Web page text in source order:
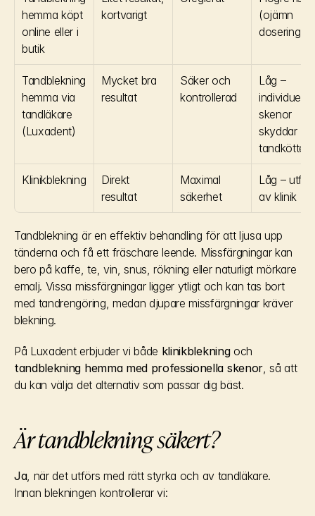
hemma köpt
online eller i
butik
kortvarigt
(ojämn
dosering)
Tandblekning
hemma via
tandläkare
(Luxadent)
Mycket bra
resultat
Säker och
kontrollerad
Låg –
individuella
skenor
skyddar
tandköttet
Klinikblekning
Direkt
resultat
Maximal
säkerhet
Låg –
av klinik
Tandblekning är en effektiv behandling för att ljusa upp
tänderna och få ett fräschare leende. Missfärgningar kan
bero på kaffe, te, vin, snus, rökning eller naturligt mörkare
emalj. Vissa missfärgningar ligger ytligt och kan tas bort
med tandrengöring, medan djupare missfärgningar kräver
blekning.
På Luxadent erbjuder vi både klinikblekning
tandblekning hemma med professionella skenor, så att
du kan välja det alternativ som passar dig bäst.
Är tandblekning säkert?
Ja, när det utförs med rätt styrka och av tandläkare.
Innan blekningen kontrollerar vi: